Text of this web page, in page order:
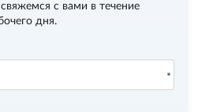
с вами в течение
дня.